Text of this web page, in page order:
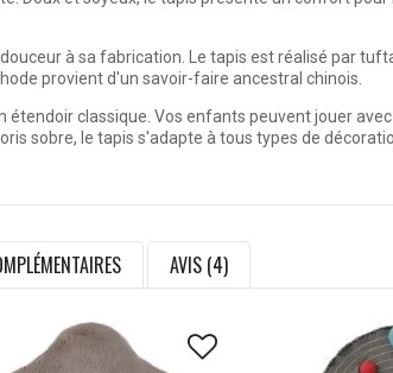
à sa fabrication. Le tapis est réalisé par
provient d'un savoir-faire ancestral chinois.
classique. Vos enfants peuvent jouer
sobre, le tapis s'adapte à tous types de
AVIS (4)